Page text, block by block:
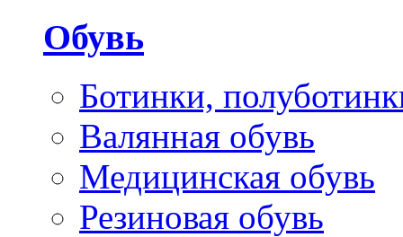
Обувь
Ботинки,
Валянная обувь
Медицинская обувь
Резиновая обувь